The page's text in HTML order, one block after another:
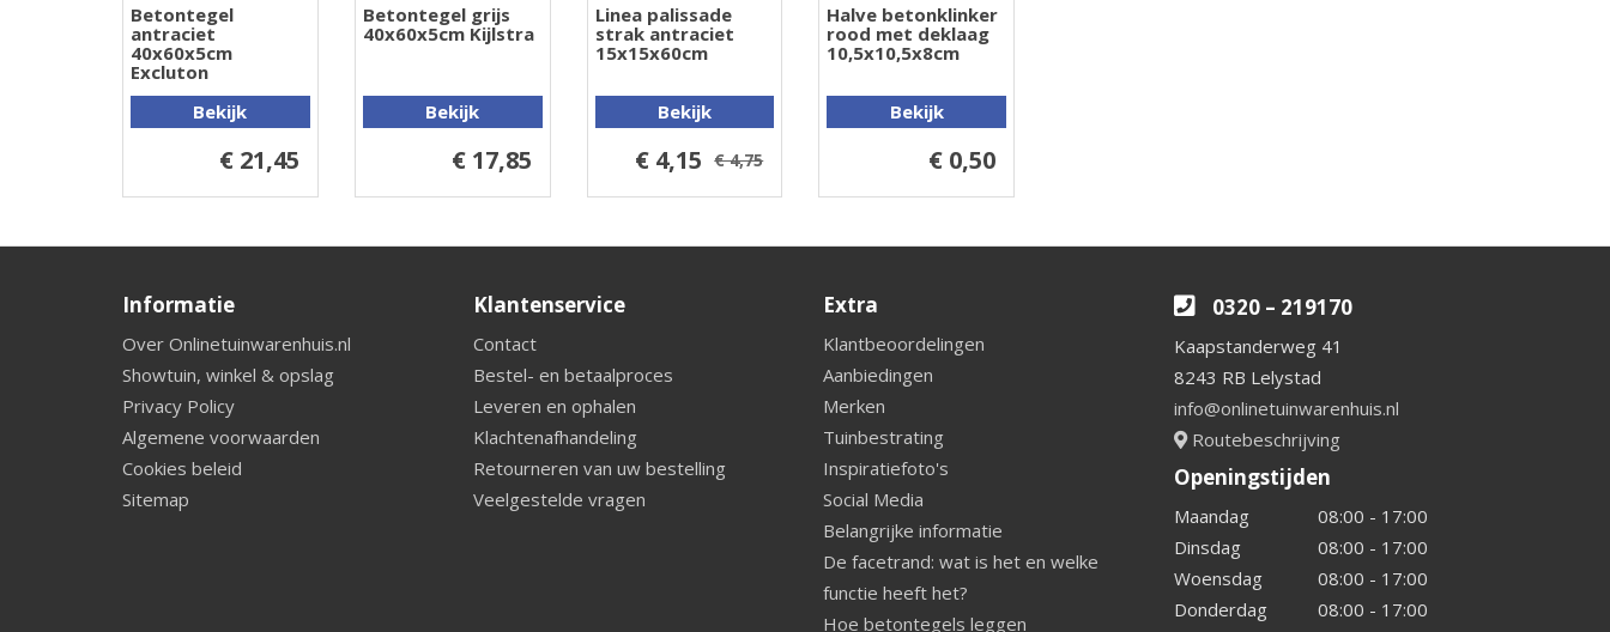
Betontegel
antraciet
40x60x5cm
Excluton
Bekijk
€ 21,45
Betontegel grijs
40x60x5cm Kijlstra
Bekijk
€ 17,85
Linea palissade
strak antraciet
15x15x60cm
Bekijk
€ 4,15 € 4,75
Halve betonklinker
rood met deklaag
10,5x10,5x8cm
Bekijk
€ 0,50
Informatie
Over Onlinetuinwarenhuis.nl
Showtuin, winkel & opslag
Privacy Policy
Algemene voorwaarden
Cookies beleid
Sitemap
Klantenservice
Contact
Bestel- en betaalproces
Leveren en ophalen
Klachtenafhandeling
Retourneren van uw bestelling
Veelgestelde vragen
Extra
Klantbeoordelingen
Aanbiedingen
Merken
Tuinbestrating
Inspiratiefoto's
Social Media
Belangrijke informatie
De facetrand: wat is het en welke
functie heeft het?
Hoe betontegels leggen
0320 – 219170
Kaapstanderweg 41
8243 RB Lelystad
info@onlinetuinwarenhuis.nl
Routebeschrijving
Openingstijden
Maandag
08:00 - 17:00
Dinsdag
08:00 - 17:00
Woensdag
08:00 - 17:00
Donderdag
08:00 - 17:00